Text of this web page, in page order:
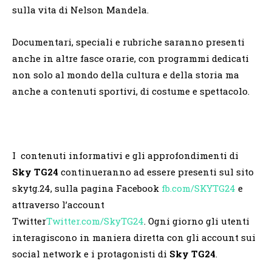
sulla vita di Nelson Mandela.
Documentari, speciali e rubriche saranno presenti
anche in altre fasce orarie, con programmi dedicati
non solo al mondo della cultura e della storia ma
anche a contenuti sportivi, di costume e spettacolo.
I contenuti informativi e gli approfondimenti di
Sky TG24 continueranno ad essere presenti sul sito
skytg.24, sulla pagina Facebook fb.com/SKYTG24 e
attraverso l’account
TwitterTwitter.com/SkyTG24. Ogni giorno gli utenti
interagiscono in maniera diretta con gli account sui
social network e i protagonisti di Sky TG24.